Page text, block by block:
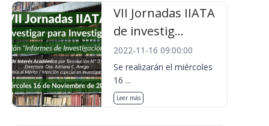
VII Jornadas IIATA
de investig...
2022-11-16 09:00:00
Se realizarán el miércoles
16 ...
Leer más